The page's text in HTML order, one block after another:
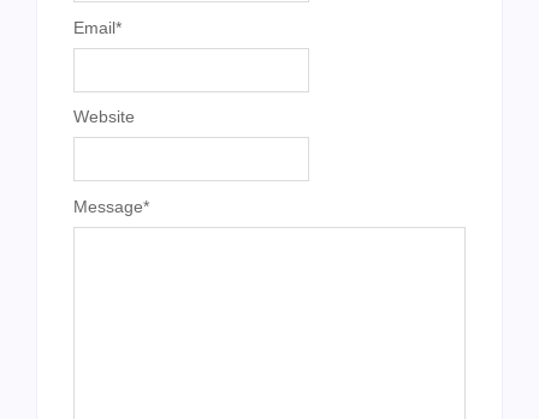
Message*
Email*
Website